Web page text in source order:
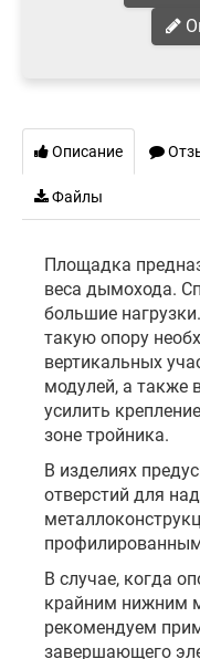
Описание
Файлы
Площадка
веса дымохода.
большие
такую опору
вертикальных
модулей, а также
усилить
зоне тройника.
В изделиях
отверстий для
В случае, когда
крайним нижним
рекомендуем
завершающего